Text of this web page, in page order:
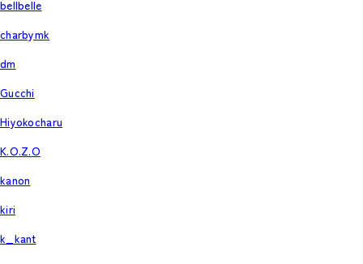
bellbelle
charbymk
dm
Gucchi
Hiyokocharu
K.O.Z.O
kanon
kiri
k_kant